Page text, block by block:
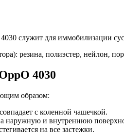
4030 служит для иммобилизации
резина, полиэстер, нейлон,
4030
образом:
с коленной чашечкой.
наружную и внутреннюю
на все застежки.